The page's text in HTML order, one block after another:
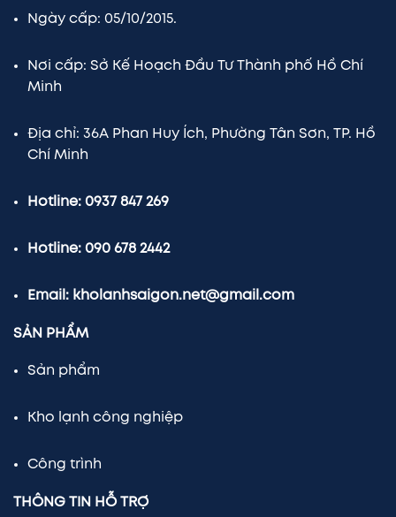
Ngày cấp: 05/10/2015.
Nơi cấp: Sở Kế Hoạch Đầu Tư Thành phố Hồ Chí
Minh
Địa chỉ: 36A Phan Huy Ích, Phường Tân Sơn, TP. Hồ
Chí Minh
Hotline: 0937 847 269
Hotline: 090 678 2442
Email: kholanhsaigon.net@gmail.com
SẢN PHẨM
Sản phẩm
Kho lạnh công nghiệp
Công trình
THÔNG TIN HỖ TRỢ